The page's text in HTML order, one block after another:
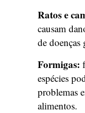
Ratos e
causam
de doenças
Formigas:
espécies
problemas
alimentos.